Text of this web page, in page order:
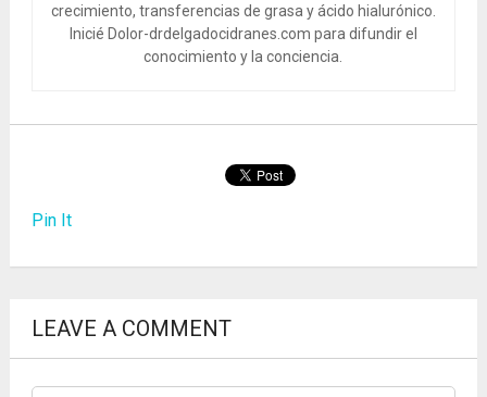
crecimiento, transferencias de grasa y ácido hialurónico.
Inicié Dolor-drdelgadocidranes.com para difundir el
conocimiento y la conciencia.
Pin It
LEAVE A COMMENT